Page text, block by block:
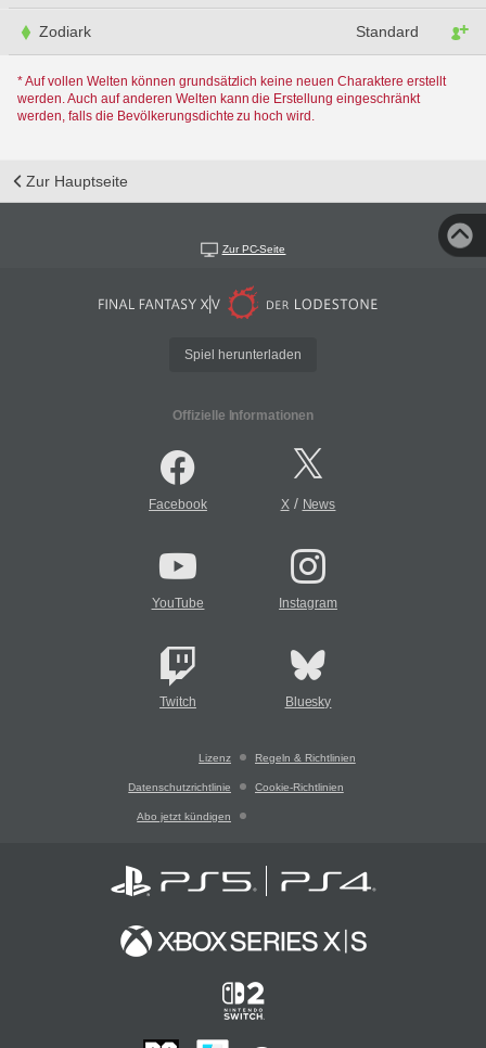
Zodiark Standard
* Auf vollen Welten können grundsätzlich keine neuen Charaktere erstellt
werden. Auch auf anderen Welten kann die Erstellung eingeschränkt
werden, falls die Bevölkerungsdichte zu hoch wird.
Zur Hauptseite
Zur PC-Seite
Spiel herunterladen
Offizielle Informationen
Facebook X/ News
YouTube Instagram
Twitch Bluesky
Lizenz Regeln & Richtlinien
Datenschutzrichtlinie Cookie-Richtlinien
Abo jetzt kündigen